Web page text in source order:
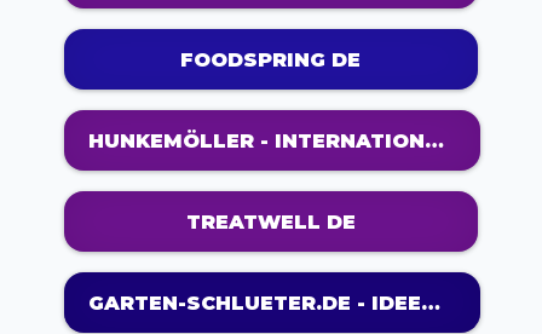
FOODSPRING DE
HUNKEMÖLLER - INTERNATIONALE LINGERIE
TREATWELL DE
GARTEN-SCHLUETER.DE - IDEEN FÜR SCHÖNE GÄRTEN